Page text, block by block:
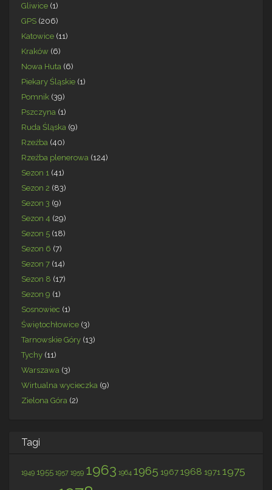
Gliwice (1)
GPS (206)
Katowice (11)
Kraków (6)
Nowa Huta (6)
Piekary Śląskie (1)
Pomnik (39)
Pszczyna (1)
Ruda Śląska (9)
Rzeźba (40)
Rzeźba plenerowa (124)
Sezon 1 (41)
Sezon 2 (83)
Sezon 3 (9)
Sezon 4 (29)
Sezon 5 (18)
Sezon 6 (7)
Sezon 7 (14)
Sezon 8 (17)
Sezon 9 (1)
Sosnowiec (1)
Świętochłowice (3)
Tarnowskie Góry (13)
Tychy (11)
Warszawa (3)
Wirtualna wycieczka (9)
Zielona Góra (2)
Tagi
1949 1955 1957 1959 1963 1964 1965 19671968 1971 1975